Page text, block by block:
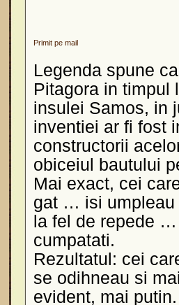
Primit pe mail
Legenda spune
Pitagora in timpul
insulei Samos, in
inventiei ar fi fost
constructorii
obiceiul bautului
Mai exact, cei
gat … isi umpleau
la fel de repede
cumpatati.
Rezultatul: cei
se odihneau si
evident, mai